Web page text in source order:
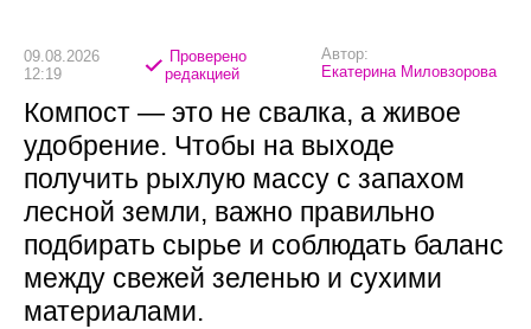
09.08.2026
12:19
Проверено
редакцией
Автор:
Екатерина Миловзорова
Компост — это не свалка, а живое
удобрение. Чтобы на выходе
получить рыхлую массу с запахом
лесной земли, важно правильно
подбирать сырье и соблюдать баланс
между свежей зеленью и сухими
материалами.